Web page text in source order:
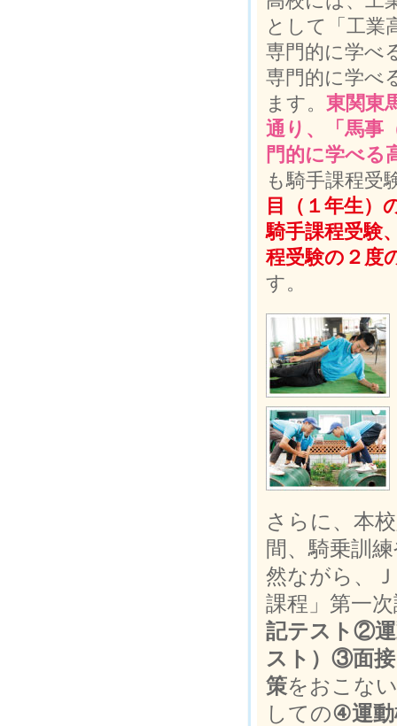
として「工業
専門的に学べ
専門的に学べ
ます。 東関東
通り、「馬事
門的に学べる
も騎手課程受
目（１年生）
騎手課程受験
程受験の２度
す。
さらに、本
間、騎乗訓
然ながら、
課程」第一
記テスト②運
スト）③面
策をおこな
しての④運動